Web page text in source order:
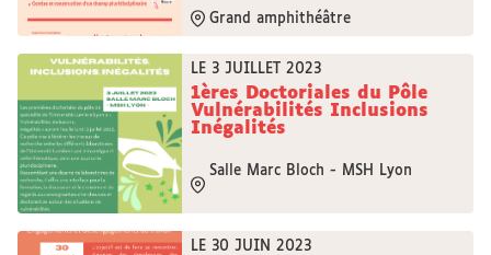
Grand amphithéâtre
LE 3 JUILLET 2023
1ères Doctoriales du Pôle
Vulnérabilités Inclusions
Inégalités
Salle Marc Bloch - MSH Lyon
LE 30 JUIN 2023